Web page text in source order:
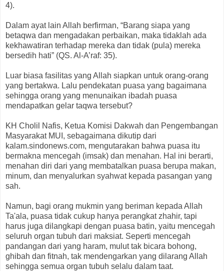
4).
Dalam ayat lain Allah berfirman, “Barang siapa yang
betaqwa dan mengadakan perbaikan, maka tidaklah ada
kekhawatiran terhadap mereka dan tidak (pula) mereka
bersedih hati” (QS. Al-A’raf: 35).
Luar biasa fasilitas yang Allah siapkan untuk orang-orang
yang bertakwa. Lalu pendekatan puasa yang bagaimana
sehingga orang yang menunaikan ibadah puasa
mendapatkan gelar taqwa tersebut?
KH Cholil Nafis, Ketua Komisi Dakwah dan Pengembangan
Masyarakat MUI, sebagaimana dikutip dari
kalam.sindonews.com, mengutarakan bahwa puasa itu
bermakna mencegah (imsak) dan menahan. Hal ini berarti,
menahan diri dari yang membatalkan puasa berupa makan,
minum, dan menyalurkan syahwat kepada pasangan yang
sah.
Namun, bagi orang mukmin yang beriman kepada Allah
Ta'ala, puasa tidak cukup hanya perangkat zhahir, tapi
harus juga dilangkapi dengan puasa batin, yaitu mencegah
seluruh organ tubuh dari maksiat. Seperti mencegah
pandangan dari yang haram, mulut tak bicara bohong,
ghibah dan fitnah, tak mendengarkan yang dilarang Allah
sehingga semua organ tubuh selalu dalam taat.